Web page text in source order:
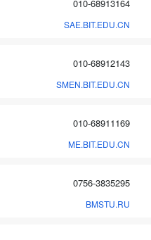
010-68913164
SAE.BIT.EDU.CN
010-68912143
SMEN.BIT.EDU.CN
010-68911169
ME.BIT.EDU.CN
0756-3835295
BMSTU.RU